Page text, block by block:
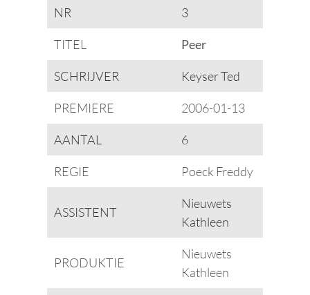
NR 3
TITEL Peer
SCHRIJVER Keyser Ted
PREMIERE 2006-01-13
AANTAL 6
REGIE Poeck Freddy
ASSISTENT
Nieuwets
Kathleen
PRODUKTIE
Nieuwets
Kathleen